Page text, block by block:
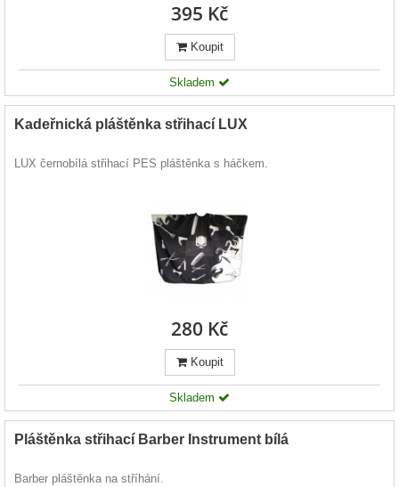
395 Kč
Koupit
Skladem
Kadeřnická pláštěnka střihací LUX
LUX černobílá střihací PES pláštěnka s háčkem.
280 Kč
Koupit
Skladem
Pláštěnka střihací Barber Instrument bílá
Barber pláštěnka na stříhání.